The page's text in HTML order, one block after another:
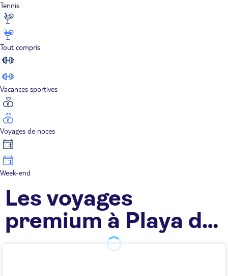
Tennis
Tout compris
Vacances sportives
Voyages de noces
Week-end
Les voyages
premium à Playa del
Carmen TUI